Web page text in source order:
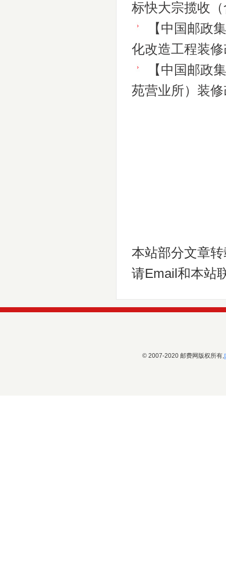
标快大宗揽收
【中国邮政
化改造工程装
【中国邮政
苑营业所）装
本站部分文章
请Email和本站
© 2007-2020 邮费网版权所有,